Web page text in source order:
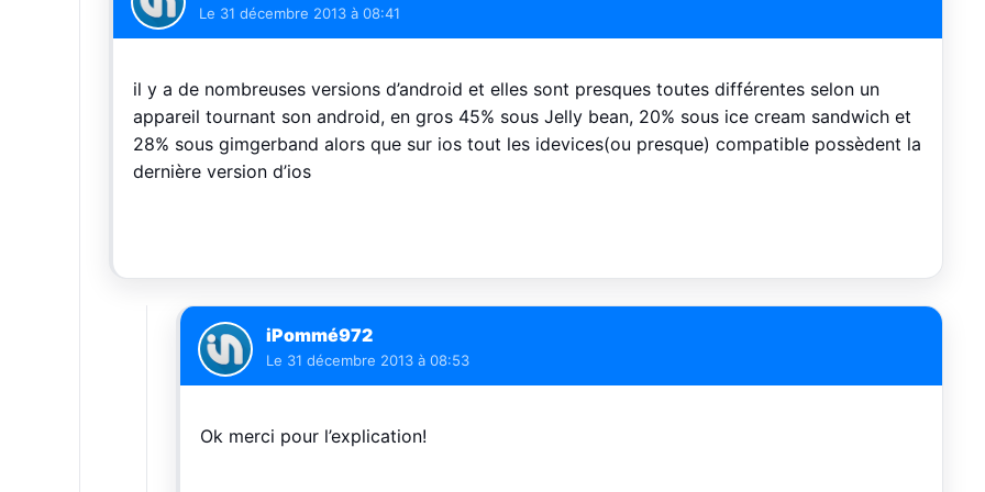
Le 31 décembre 2013 à 08:41
il y a de nombreuses versions d’android et elles sont presques toutes différentes selon un
appareil tournant son android, en gros 45% sous Jelly bean, 20% sous ice cream sandwich et
28% sous gimgerband alors que sur ios tout les idevices(ou presque) compatible possèdent la
dernière version d’ios
iPommé972
Le 31 décembre 2013 à 08:53
Ok merci pour l’explication!